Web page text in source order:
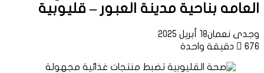
العامه بناحية مدينة العبور – قليوبية
وجدى نعمان18 أبريل 2025
676
دقيقة واحدة